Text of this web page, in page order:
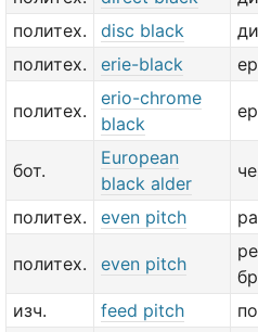
политех.
disc black
политех.
erie-black
политех.
erio-chrome
black
бот.
European
black alder
политех. even pitch
политех. even pitch
изч.
feed pitch